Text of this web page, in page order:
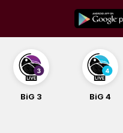
content
BiG 3 BiG 4